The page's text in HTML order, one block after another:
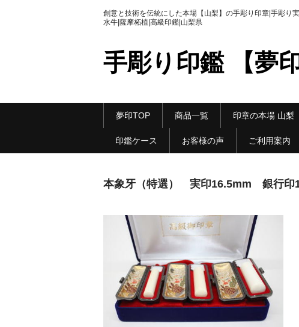
創意と技術を伝統にした本場【山梨】の手彫り印章|手彫り
水牛|薩摩柘植|高級印鑑|山梨県
手彫り印鑑 【夢印
夢印TOP 商品一覧 印章の本場 山梨
印鑑ケース お客様の声 ご利用案内
本象牙（特選） 実印16.5mm 銀行